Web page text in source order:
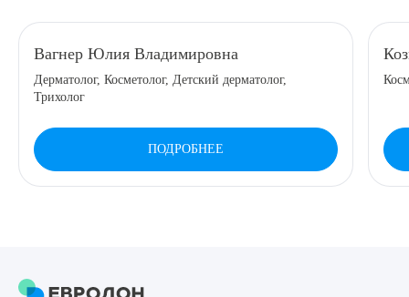
ЗАКАЗАТЬ ЗВОНОК
Вагнер Юлия Владимировна
Дерматолог, Косметолог, Детский дерматолог,
Трихолог
ПОДРОБНЕЕ